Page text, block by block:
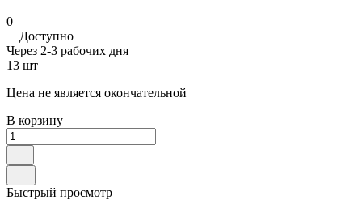
0
Доступно
Через 2-3 рабочих дня
13 шт
Цена не является окончательной
В корзину
Быстрый просмотр